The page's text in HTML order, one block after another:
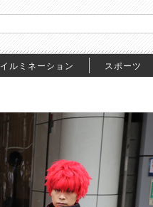
イルミネーション スポーツ